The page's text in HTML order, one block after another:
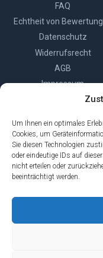
Um Ihnen ein optimales
Cookies, um
Sie diesen Technologien
oder eindeutige IDs auf
nicht erteilen oder
beeinträchtigt werden.
FAQ
Echtheit von
Datenschutz
Widerrufsrecht
AGB
Impressum
Cookie-Richtlinie (EU)
© 2026 | Edenhofner